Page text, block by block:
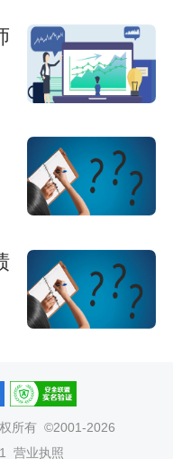
所有 ©2001-2026
营业执照